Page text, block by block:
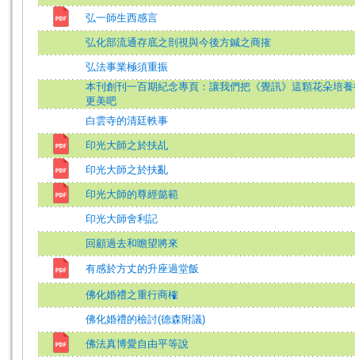
弘一師生西感言
弘化部流通存底之剖視與今後方鍼之商搉
弘法事業極須重振
本刊創刊一百期紀念專頁：讓我們把《覺訊》這顆花朵培
更美吧
白雲寺的清廷軼事
印光大師之於扶乩
印光大師之於扶亂
印光大師的尊經懿範
印光大師舍利記
回顧過去和瞻望將來
有感於方丈的升座過堂飯
佛化婚禮之重行商榷
佛化婚禮的檢討(德森附議)
佛法真博愛自由平等說